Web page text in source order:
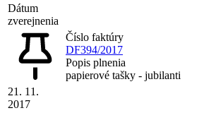
Dátum
zverejnenia
21. 11.
2017
Číslo faktúry
DF394/2017
Popis plnenia
papierové tašky - jubilanti